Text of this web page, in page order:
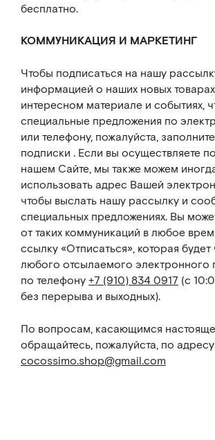
бесплатно.
КОММУНИКАЦИЯ И МАРКЕТИНГ
Чтобы подписаться на нашу
информацией о наших новых
интересном материале и событиях,
специальные предложения по
или телефону, пожалуйста,
подписки . Если вы осуществляете
нашем Сайте, мы также можем
использовать адрес Вашей
чтобы выслать нашу рассылку и
специальных предложениях. Вы
от таких коммуникаций в любое
ссылку «Отписаться», которая будет
любого отсылаемого электронного
по телефону +7 (910) 834 0917 (с
без перерыва и выходных).
По вопросам, касающимся
обращайтесь, пожалуйста, по адресу
cocossimo.shop@gmail.com